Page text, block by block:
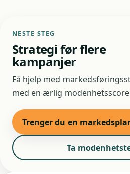
NESTE STEG
Strategi før flere
kampanjer
Få hjelp med
med en ærlig
Trenger du en
Ta